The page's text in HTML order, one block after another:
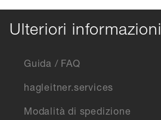
Ulteriori informazioni
Guida / FAQ
hagleitner.services
Modalità di spedizione